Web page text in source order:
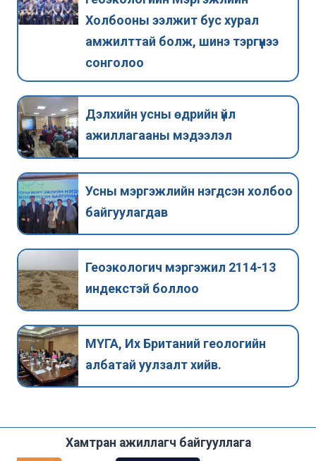
Холбооны ээлжит бус хурал
амжилттай болж, шинэ тэргүүнээ
сонголоо
Дэлхийн усны өдрийн үйл
ажиллагааны мэдээлэл
Усны мэргэжлийн нэгдсэн холбоо
байгуулагдав
Геоэкологич мэргэжил 2114-13
индекстэй боллоо
МҮГА, Их Британий геологийн
албатай уулзалт хийв.
Хамтран ажиллагч байгууллага